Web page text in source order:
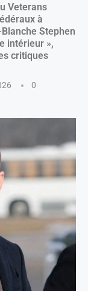
Veterans
à
Stephen
intérieur »,
critiques
0